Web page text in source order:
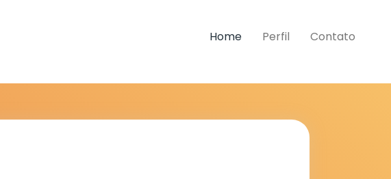
Home Perfil Contato